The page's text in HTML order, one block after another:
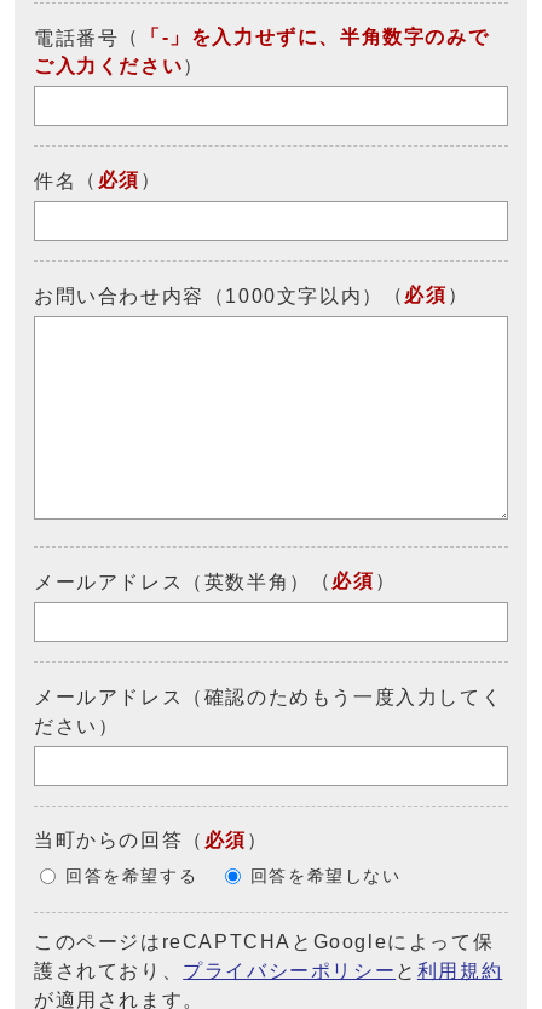
電話番号 （
「-」を入力せずに、半角数字のみで
ご入力ください）
件名 （ 必須 ）
お問い合わせ内容（1000文字以内） （ 必須 ）
メールアドレス（英数半角） （ 必須 ）
メールアドレス（確認のためもう一度入力してく
ださい）
当町からの回答 （ 必須 ）
回答を希望する 回答を希望しない
このページはreCAPTCHAとGoogleによって保
護されており、 プライバシーポリシー と 利用規約
が適用されます。